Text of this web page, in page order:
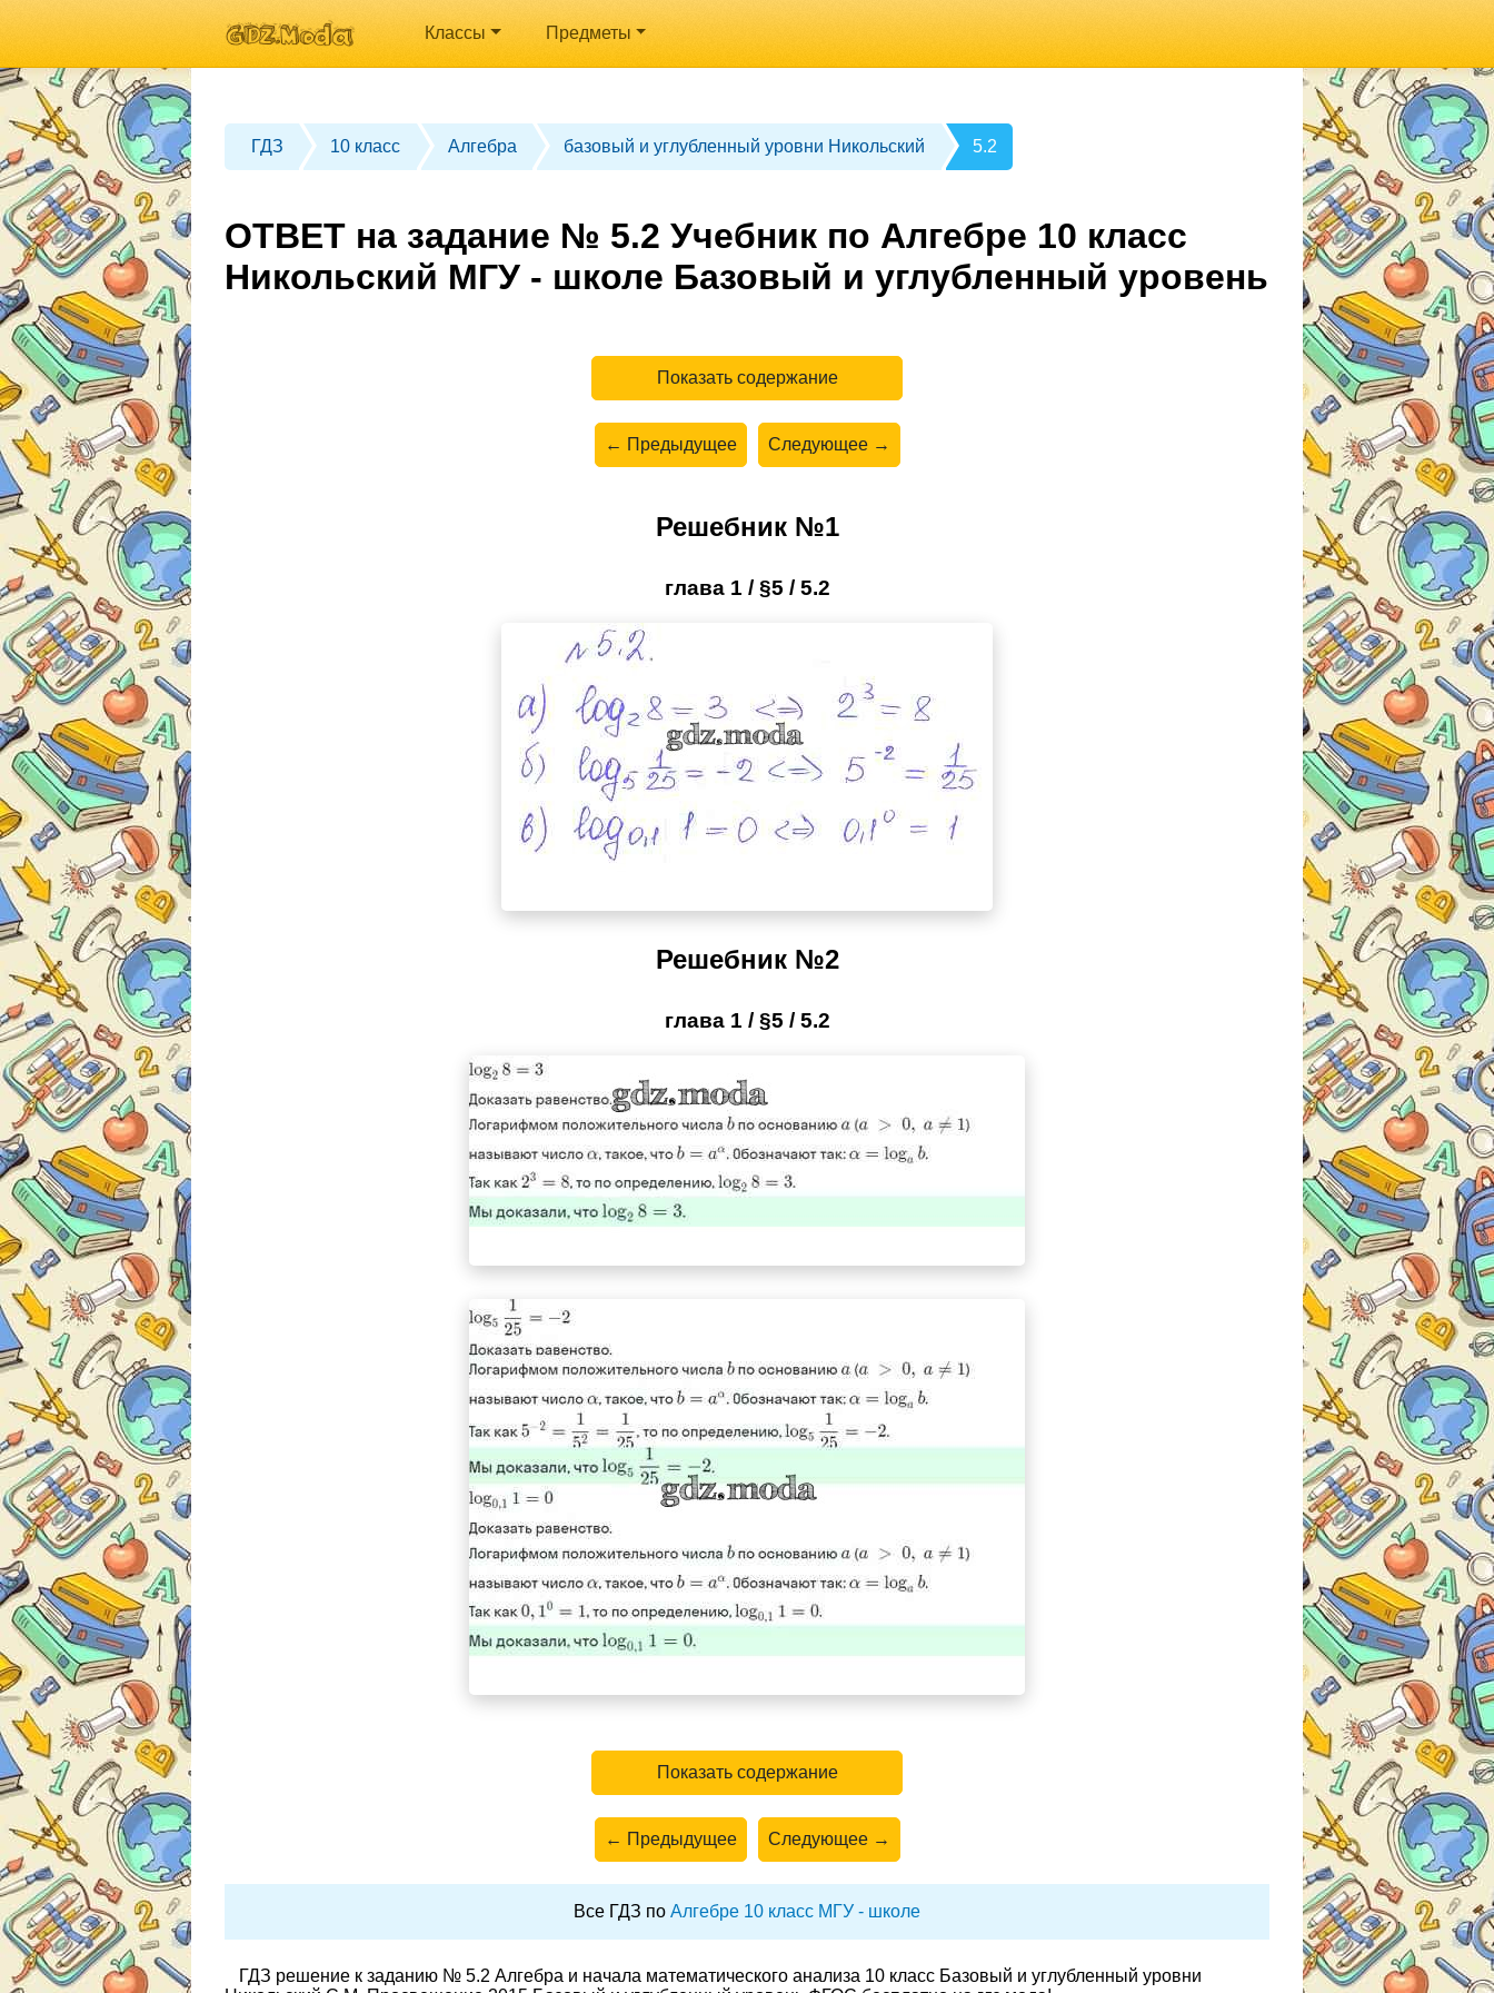
Классы Предметы
ГДЗ 10 класс Алгебра базовый и углубленный уровни Никольский 5.2
ОТВЕТ на задание № 5.2 Учебник по Алгебре 10 класс
Никольский МГУ - школе Базовый и углубленный уровень
Показать содержание
← Предыдущее Следующее →
Решебник №1
глава 1 / §5 / 5.2
Решебник №2
глава 1 / §5 / 5.2
Показать содержание
← Предыдущее Следующее →
Все ГДЗ по Алгебре 10 класс МГУ - школе
ГДЗ решение к заданию № 5.2 Алгебра и начала математического анализа 10 класс Базовый и углубленный уровни